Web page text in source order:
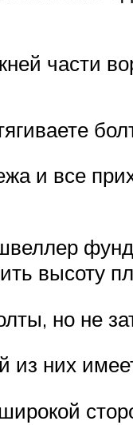
части
и все
высоту
но не
них